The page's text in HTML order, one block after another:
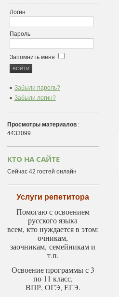
Логин
Пароль
Запомнить меня
Забыли пароль?
Забыли логин?
Просмотры материалов:
4433099
КТО НА САЙТЕ
Сейчас 42 гостей онлайн
Услуги репетитора
Помогаю с освоением
русского языка
всем, кто нуждается в этом:
очникам,
заочникам, семейникам и
т.п.
Освоение программы с 3
по 11 класс,
ВПР, ОГЭ, ЕГЭ.